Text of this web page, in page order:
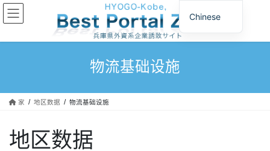
跳
至
容
跳
至
航
物流基础设施
家 地区数据 物流基础设施
地区数据
Chinese